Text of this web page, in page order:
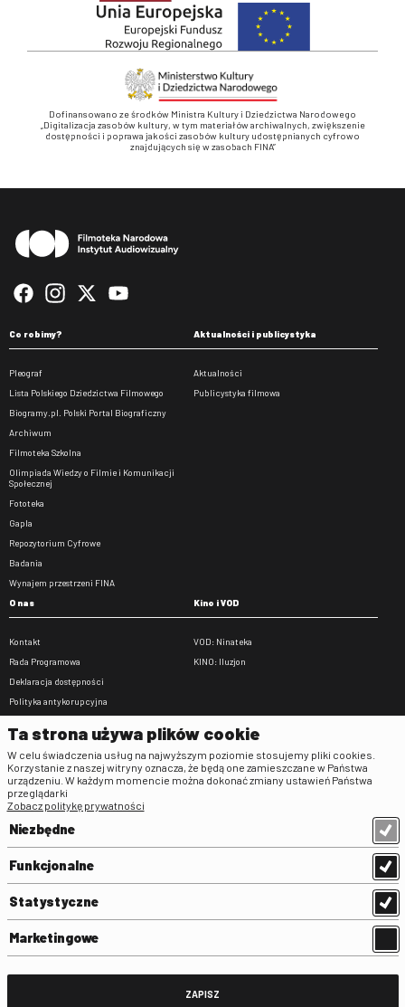
Dofinansowano ze środków Ministra Kultury i Dziedzictwa Narodowego
„Digitalizacja zasobów kultury, w tym materiałów archiwalnych, zwiększenie
dostępności i poprawa jakości zasobów kultury udostępnianych cyfrowo
znajdujących się w zasobach FINA”
Co robimy?
Pleograf
Lista Polskiego Dziedzictwa Filmowego
Biogramy.pl. Polski Portal Biograficzny
Archiwum
Filmoteka Szkolna
Olimpiada Wiedzy o Filmie i Komunikacji
Społecznej
Fototeka
Gapla
Repozytorium Cyfrowe
Badania
Wynajem przestrzeni FINA
Aktualności i publicystyka
Aktualności
Publicystyka filmowa
O nas
Kontakt
Rada Programowa
Deklaracja dostępności
Polityka antykorupcyjna
Zamówienia publiczne
Praca w FINA
Kino i VOD
VOD: Ninateka
KINO: Iluzjon
Regulaminy
Klauzula informacyjna RODO
Regulamin użytkowania parkingu
Standardy ochrony małoletnich
Regulamin kina Iluzjon
Ta strona używa plików cookie
W celu świadczenia usług na najwyższym poziomie stosujemy pliki cookies.
Korzystanie z naszej witryny oznacza, że będą one zamieszczane w Państwa
urządzeniu. W każdym momencie można dokonać zmiany ustawień Państwa
przeglądarki
Zobacz politykę prywatności
Niezbędne
Funkcjonalne
Statystyczne
Marketingowe
ZAPISZ